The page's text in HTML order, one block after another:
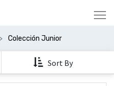
Colección Junior
Sort By